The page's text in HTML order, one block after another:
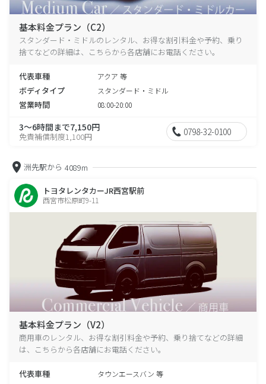
基本料金プラン（C2）
スタンダード・ミドルのレンタル、お得な割引料金や予約、乗り
捨てなどの詳細は、こちらから各店舗にお電話ください。
代表車種 アクア 等
ボディタイプ スタンダード・ミドル
営業時間 08:00-20:00
3～6時間まで7,150円
免責補償制度1,100円 0798-32-0100
洲先駅から 4089m
トヨタレンタカーJR西宮駅前
西宮市松原町9-11
基本料金プラン（V2）
商用車のレンタル、お得な割引料金や予約、乗り捨てなどの詳細
は、こちらから各店舗にお電話ください。
代表車種 タウンエースバン 等